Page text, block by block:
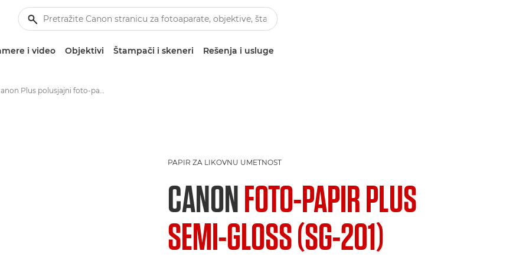
i video Objektivi Štampači i skeneri Rešenja i usluge
Canon Plus polusjajni foto-papir SG-201 – A4, 4x6", 5x7"
PAPIR ZA LIKOVNU UMETNOST
CANONFOTO-PAPIR PLUS
SEMI-GLOSS (SG-201)